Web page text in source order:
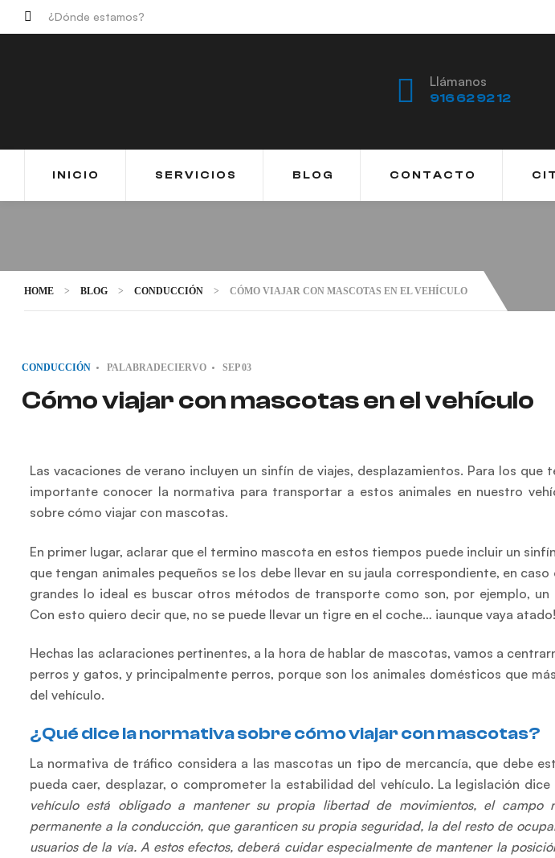
¿Dónde estamos?
Llámanos
916 62 92 12
INICIO SERVICIOS BLOG CONTACTO
HOME > BLOG > CONDUCCIÓN > CÓMO VIAJAR CON MASCOTAS EN EL VEHÍCULO
CONDUCCIÓN PALABRADECIERVO SEP03
Cómo viajar con mascotas en el vehículo
Las vacaciones de verano incluyen un sinfín de viajes, desplazamientos. Para los que
importante conocer la normativa para transportar a estos animales en nuestro
sobre cómo viajar con mascotas.
En primer lugar, aclarar que el termino mascota en estos tiempos puede incluir un
que tengan animales pequeños se los debe llevar en su jaula correspondiente, en
grandes lo ideal es buscar otros métodos de transporte como son, por ejemplo, un
Con esto quiero decir que, no se puede llevar un tigre en el coche… ¡aunque vaya atado!
Hechas las aclaraciones pertinentes, a la hora de hablar de mascotas, vamos a
perros y gatos, y principalmente perros, porque son los animales domésticos que
del vehículo.
¿Qué dice la normativa sobre cómo viajar con mascotas?
La normativa de tráfico considera a las mascotas un tipo de mercancía, que debe
pueda caer, desplazar, o comprometer la estabilidad del vehículo. La legislación dice
vehículo está obligado a mantener su propia libertad de movimientos, el campo
permanente a la conducción, que garanticen su propia seguridad, la del resto de
usuarios de la vía. A estos efectos, deberá cuidar especialmente de mantener la